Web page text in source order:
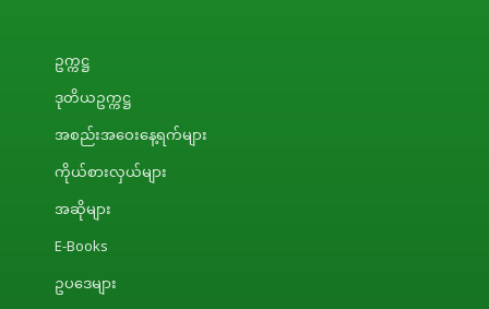
ဥက္ကဋ္ဌ
ဒုတိယဥက္ကဋ္ဌ
အစည်းအဝေးနေ့ရက်များ
ကိုယ်စားလှယ်များ
အဆိုများ
E-Books
ဥပဒေများ